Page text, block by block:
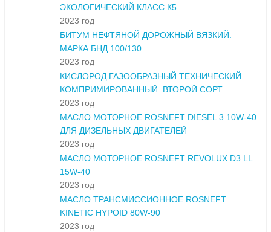
ЭКОЛОГИЧЕСКИЙ КЛАСС К5
2023 год
БИТУМ НЕФТЯНОЙ ДОРОЖНЫЙ ВЯЗКИЙ.
МАРКА БНД 100/130
2023 год
КИСЛОРОД ГАЗООБРАЗНЫЙ ТЕХНИЧЕСКИЙ
КОМПРИМИРОВАННЫЙ. ВТОРОЙ СОРТ
2023 год
МАСЛО МОТОРНОЕ ROSNEFT DIESEL 3 10W-40
ДЛЯ ДИЗЕЛЬНЫХ ДВИГАТЕЛЕЙ
2023 год
МАСЛО МОТОРНОЕ ROSNEFT REVOLUX D3 LL
15W-40
2023 год
МАСЛО ТРАНСМИССИОННОЕ ROSNEFT
KINETIC HYPOID 80W-90
2023 год